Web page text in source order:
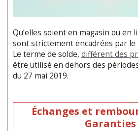
Qu’elles soient en magasin ou en
sont strictement encadrées par le
Le terme de solde, différent des
être utilisé en dehors des
du 27 mai 2019.
Échanges et
Garanties